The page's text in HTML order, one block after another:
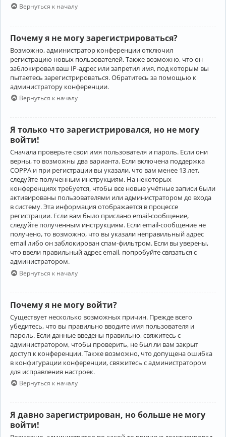
Вернуться к началу
Почему я не могу зарегистрироваться?
Возможно, администратор конференции отключил
регистрацию новых пользователей. Также возможно, что он
заблокировал ваш IP-адрес или запретил имя, под которым вы
пытаетесь зарегистрироваться. Обратитесь за помощью к
администратору конференции.
Вернуться к началу
Я только что зарегистрировался, но не могу
войти!
Сначала проверьте свои имя пользователя и пароль. Если они
верны, то возможны два варианта. Если включена поддержка
COPPA и при регистрации вы указали, что вам менее 13 лет,
следуйте полученным инструкциям. На некоторых
конференциях требуется, чтобы все новые учётные записи были
активированы пользователями или администратором до входа
в систему. Эта информация отображается в процессе
регистрации. Если вам было прислано email-сообщение,
следуйте полученным инструкциям. Если email-сообщение не
получено, то возможно, что вы указали неправильный адрес
email либо он заблокирован спам-фильтром. Если вы уверены,
что ввели правильный адрес email, попробуйте связаться с
администратором.
Вернуться к началу
Почему я не могу войти?
Существует несколько возможных причин. Прежде всего
убедитесь, что вы правильно вводите имя пользователя и
пароль. Если данные введены правильно, свяжитесь с
администратором, чтобы проверить, не был ли вам закрыт
доступ к конференции. Также возможно, что допущена ошибка
в конфигурации конференции, свяжитесь с администратором
для исправления настроек.
Вернуться к началу
Я давно зарегистрирован, но больше не могу
войти!